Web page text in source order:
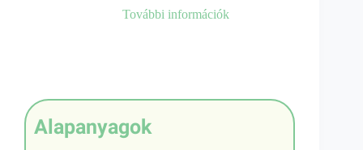
További információk
Alapanyagok